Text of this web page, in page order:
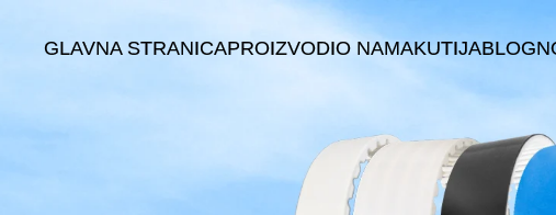
GLAVNA STRANICAPROIZVODIO NAMAKUTIJABLOG